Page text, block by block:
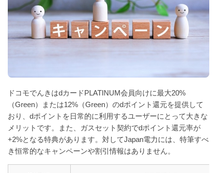
ドコモでんきはdカードPLATINUM会員向けに最大20%
（Green）または12%（Green）のdポイント還元を提供して
おり、dポイントを日常的に利用するユーザーにとって大きな
メリットです。また、ガスセット契約でdポイント還元率が
+2%となる特典があります。対してJapan電力には、特筆すべ
き恒常的なキャンペーンや割引情報はありません。